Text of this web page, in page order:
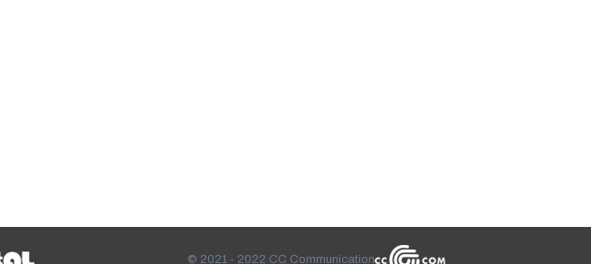
© 2021 - 2022 CC Communication